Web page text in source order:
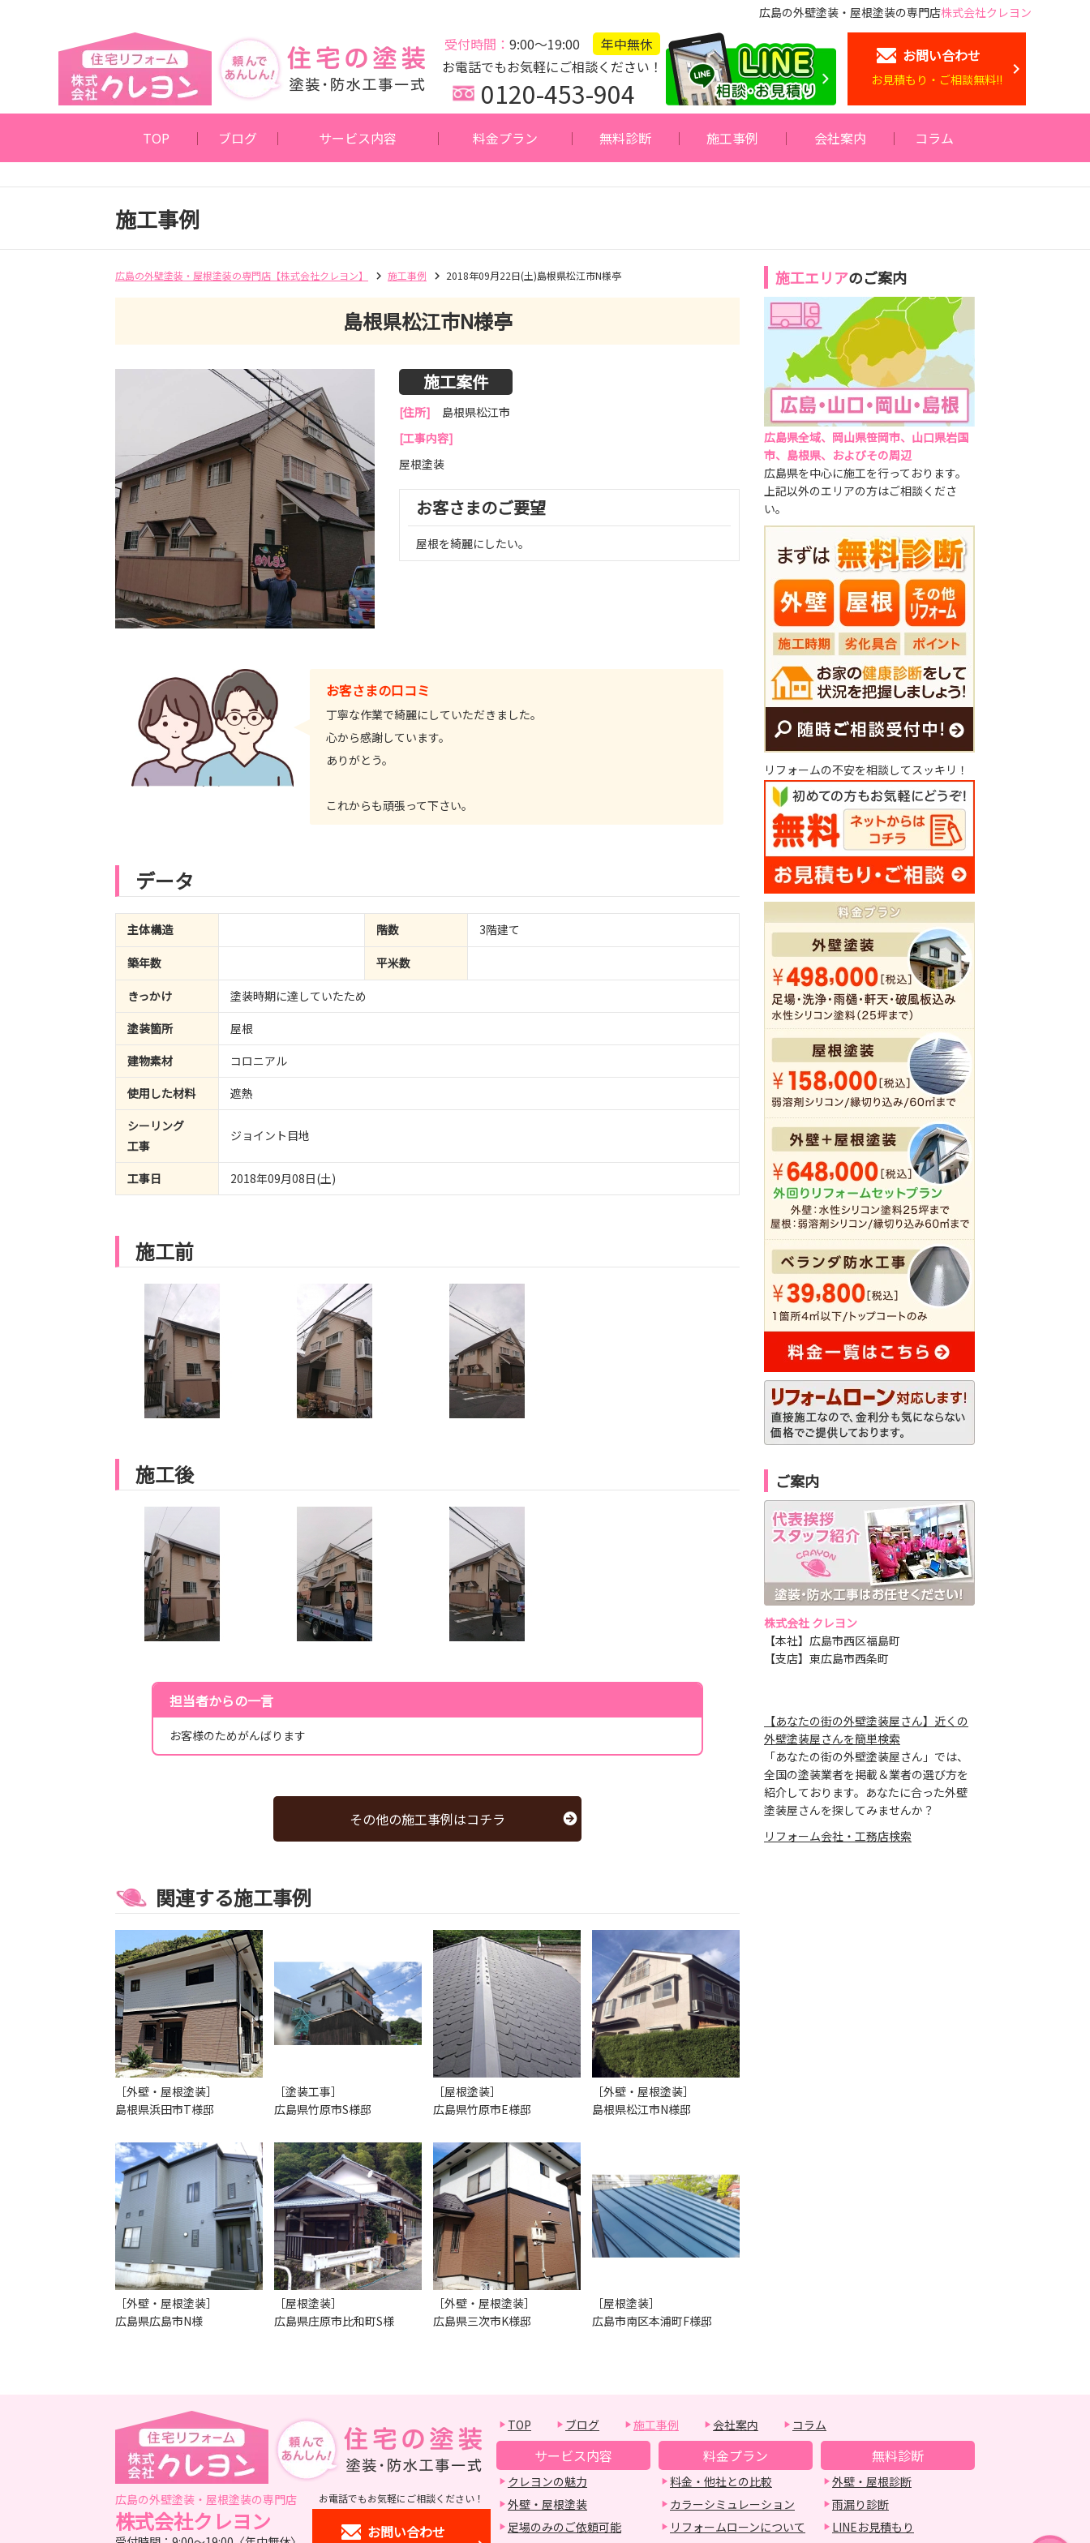
広島の外壁塗装・屋根塗装の専門店株式会社クレヨン
受付時間： 9:00～19:00
年中無休
お電話でもお気軽にご相談ください！
0120-453-904
お問い合わせ
お見積もり・ご相談無料!!
TOP ブログ サービス内容 料金プラン 無料診断 施工事例 会社案内 コラム
施工事例
広島の外壁塗装・屋根塗装の専門店【株式会社クレヨン】 施工事例 2018年09月22日(土)島根県松江市N様亭
島根県松江市N様亭
施工案件
[住所]
島根県松江市
[工事内容]
屋根塗装
お客さまのご要望
屋根を綺麗にしたい。
お客さまの口コミ
丁寧な作業で綺麗にしていただきました。
心から感謝しています。
ありがとう。
これからも頑張って下さい。
データ
主体構造 階数 3階建て
築年数 平米数
きっかけ
塗装時期に達していたため
塗装箇所
屋根
建物素材
コロニアル
使用した材料
遮熱
シーリング
工事
ジョイント目地
工事日 2018年09月08日(土)
施工前
施工後
担当者からの一言
お客様のためがんばります
その他の施工事例はコチラ
関連する施工事例
［外壁・屋根塗装］
島根県浜田市T様邸
［塗装工事］
広島県竹原市S様邸
［屋根塗装］
広島県竹原市E様邸
［外壁・屋根塗装］
島根県松江市N様邸
［外壁・屋根塗装］
広島県広島市N様
［屋根塗装］
広島県庄原市比和町S様
［外壁・屋根塗装］
広島県三次市K様邸
［屋根塗装］
広島市南区本浦町F様邸
施工エリアのご案内
広島県全域、岡山県笹岡市、山口県岩国
市、島根県、およびその周辺
広島県を中心に施工を行っております。
上記以外のエリアの方はご相談くださ
い。
リフォームの不安を相談してスッキリ！
ご案内
株式会社 クレヨン
【本社】広島市西区福島町
【支店】東広島市西条町
【あなたの街の外壁塗装屋さん】近くの
外壁塗装屋さんを簡単検索
「あなたの街の外壁塗装屋さん」では、
全国の塗装業者を掲載＆業者の選び方を
紹介しております。あなたに合った外壁
塗装屋さんを探してみませんか？
リフォーム会社・工務店検索
広島の外壁塗装・屋根塗装の専門店
株式会社クレヨン
お電話でもお気軽にご相談ください！
お問い合わせ
TOP ブログ 施工事例 会社案内 コラム
サービス内容
クレヨンの魅力
外壁・屋根塗装
足場のみのご依頼可能
料金プラン
料金・他社との比較
カラーシミュレーション
リフォームローンについて
無料診断
外壁・屋根診断
雨漏り診断
LINEお見積もり